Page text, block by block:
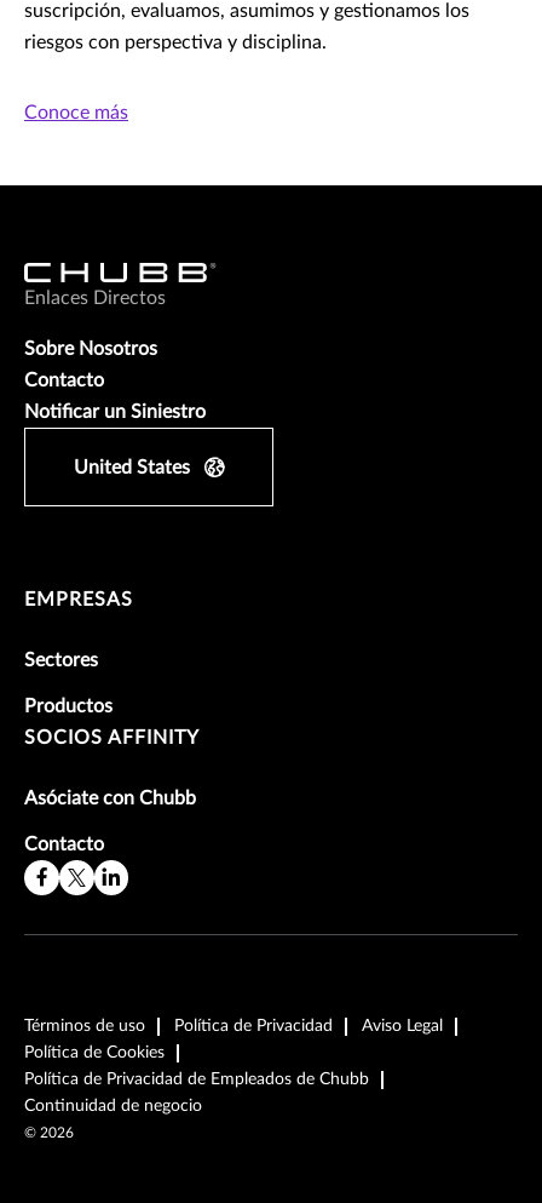
suscripción, evaluamos, asumimos y gestionamos los
riesgos con perspectiva y disciplina.
Conoce más
Enlaces Directos
Sobre Nosotros
Contacto
Notificar un Siniestro
United States
EMPRESAS
Sectores
Productos
SOCIOS AFFINITY
Asóciate con Chubb
Contacto
Términos de uso Política de Privacidad
Aviso Legal
Política de Cookies
Política de Privacidad de Empleados de Chubb
Continuidad de negocio
© 2026